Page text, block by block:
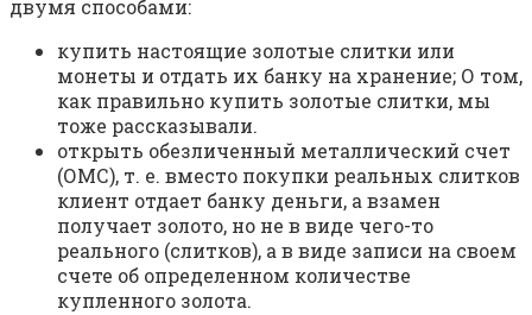
двумя способами:
купить настоящие золотые слитки или
монеты и отдать их банку на хранение; О том,
как правильно купить золотые слитки, мы
тоже рассказывали.
открыть обезличенный металлический счет
(ОМС), т. е. вместо покупки реальных слитков
клиент отдает банку деньги, а взамен
получает золото, но не в виде чего-то
реального (слитков), а в виде записи на своем
счете об определенном количестве
купленного золота.